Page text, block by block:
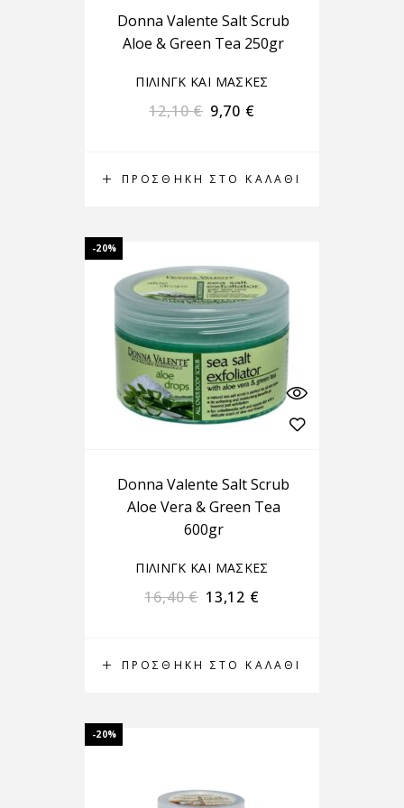
ΠΡΟΣΘΉΚΗ ΣΤΟ ΚΑΛΆΘΙ
Donna Valente Salt Scrub
Aloe & Green Tea 250gr
ΠΙΛΙΝΓΚ ΚΑΙ ΜΑΣΚΕΣ
12,10€ 9,70 €
-20%
ΠΡΟΣΘΉΚΗ ΣΤΟ ΚΑΛΆΘΙ
Donna Valente Salt Scrub
Aloe Vera & Green Tea
600gr
ΠΙΛΙΝΓΚ ΚΑΙ ΜΑΣΚΕΣ
16,40€ 13,12 €
-20%